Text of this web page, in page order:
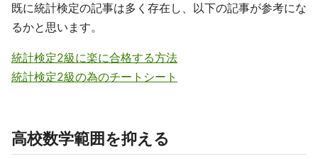
既に統計検定の記事は多く存在し、以下の記事が参考にな
るかと思います。
統計検定2級に楽に合格する方法
統計検定2級の為のチートシート
高校数学範囲を抑える